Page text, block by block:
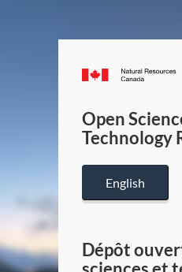
Open
Technology
English
Dépôt